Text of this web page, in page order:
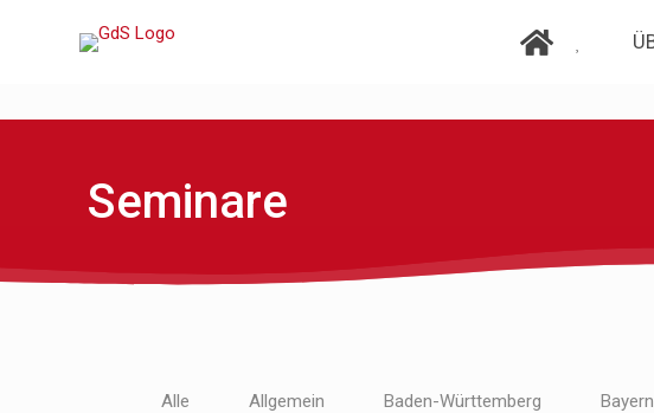
Seminare
Alle Allgemein Baden-Württemberg Bayern